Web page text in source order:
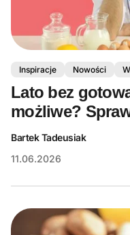
Inspiracje Nowości
Lato bez
możliwe?
Bartek Tadeusiak
11.06.2026